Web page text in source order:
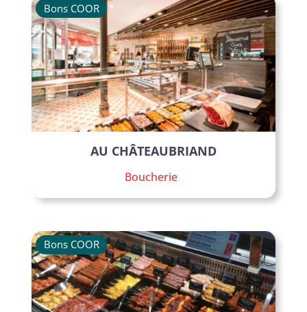
AU CHÂTEAUBRIAND
Boucherie
Bons COOR
Bons COOR